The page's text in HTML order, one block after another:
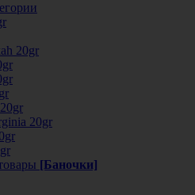
20gr
20gr
[Баночки]